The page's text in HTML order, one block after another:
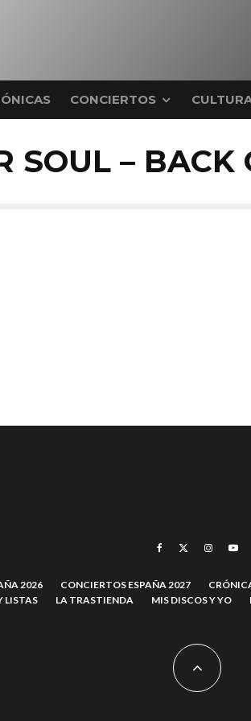
CONCIERTOS
SOUL – BACK
2026 CONCIERTOS ESPAÑA 2027
LISTAS LA TRASTIENDA MIS DISCOS Y YO